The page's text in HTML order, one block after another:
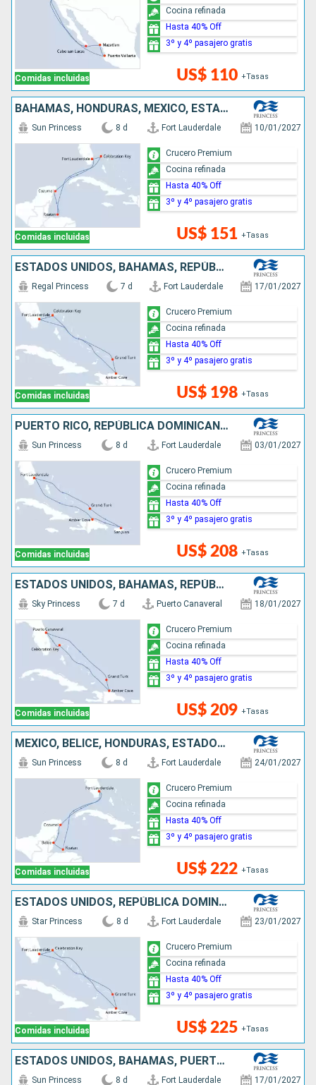
Comidas incluidas US$ 110 +Tasas
Cocina refinada
Hasta 40% Off
3º y 4º pasajero gratis
BAHAMAS, HONDURAS, MÉXICO, ESTADOS UNIDOS
Comidas incluidas
Sun Princess 8 d Fort Lauderdale 10/01/2027
US$ 151 +Tasas
Crucero Premium
Cocina refinada
Hasta 40% Off
3º y 4º pasajero gratis
ESTADOS UNIDOS, BAHAMAS, REPÚBLICA DOMINICANA
Comidas incluidas
Regal Princess 7 d Fort Lauderdale 17/01/2027
US$ 198 +Tasas
Crucero Premium
Cocina refinada
Hasta 40% Off
3º y 4º pasajero gratis
PUERTO RICO, REPÚBLICA DOMINICANA, ESTADOS UNIDOS
Comidas incluidas
Sun Princess 8 d Fort Lauderdale 03/01/2027
US$ 208 +Tasas
Crucero Premium
Cocina refinada
Hasta 40% Off
3º y 4º pasajero gratis
ESTADOS UNIDOS, BAHAMAS, REPÚBLICA DOMINICANA
Comidas incluidas
Sky Princess 7 d Puerto Canaveral 18/01/2027
US$ 209 +Tasas
Crucero Premium
Cocina refinada
Hasta 40% Off
3º y 4º pasajero gratis
MÉXICO, BELICE, HONDURAS, ESTADOS UNIDOS
Comidas incluidas
Sun Princess 8 d Fort Lauderdale 24/01/2027
US$ 222 +Tasas
Crucero Premium
Cocina refinada
Hasta 40% Off
3º y 4º pasajero gratis
ESTADOS UNIDOS, REPÚBLICA DOMINICANA, BAHAMAS
Comidas incluidas
Star Princess 8 d Fort Lauderdale 23/01/2027
US$ 225 +Tasas
Crucero Premium
Cocina refinada
Hasta 40% Off
3º y 4º pasajero gratis
ESTADOS UNIDOS, BAHAMAS, PUERTO RICO, REPÚBLICA DOMINICANA
Sun Princess 8 d Fort Lauderdale 17/01/2027